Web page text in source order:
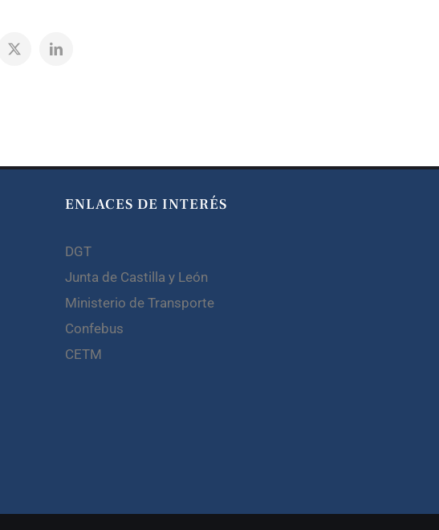
X LinkedIn
ENLACES DE INTERÉS
DGT
Junta de Castilla y León
Ministerio de Transporte
Confebus
CETM